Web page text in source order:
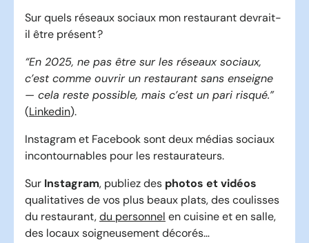
Sur quels réseaux sociaux mon restaurant devrait-
il être présent ?
“En 2025, ne pas être sur les réseaux sociaux,
c’est comme ouvrir un restaurant sans enseigne
— cela reste possible, mais c’est un pari risqué.”
(Linkedin).
Instagram et Facebook sont deux médias sociaux
incontournables pour les restaurateurs.
Sur Instagram, publiez des photos et vidéos
qualitatives de vos plus beaux plats, des coulisses
du restaurant,du personnel en cuisine et en salle,
des locaux soigneusement décorés…